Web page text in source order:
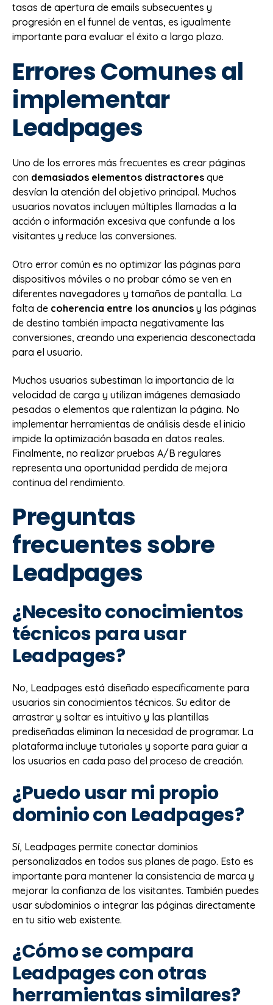
tasas de apertura de emails subsecuentes y
progresión en el funnel de ventas, es igualmente
importante para evaluar el éxito a largo plazo.
Errores Comunes al
implementar
Leadpages
Uno de los errores más frecuentes es crear páginas
con demasiados elementos distractores que
desvían la atención del objetivo principal. Muchos
usuarios novatos incluyen múltiples llamadas a la
acción o información excesiva que confunde a los
visitantes y reduce las conversiones.
Otro error común es no optimizar las páginas para
dispositivos móviles o no probar cómo se ven en
diferentes navegadores y tamaños de pantalla. La
falta de coherencia entre los anuncios y las páginas
de destino también impacta negativamente las
conversiones, creando una experiencia desconectada
para el usuario.
Muchos usuarios subestiman la importancia de la
velocidad de carga y utilizan imágenes demasiado
pesadas o elementos que ralentizan la página. No
implementar herramientas de análisis desde el inicio
impide la optimización basada en datos reales.
Finalmente, no realizar pruebas A/B regulares
representa una oportunidad perdida de mejora
continua del rendimiento.
Preguntas
frecuentes sobre
Leadpages
¿Necesito conocimientos
técnicos para usar
Leadpages?
No, Leadpages está diseñado específicamente para
usuarios sin conocimientos técnicos. Su editor de
arrastrar y soltar es intuitivo y las plantillas
prediseñadas eliminan la necesidad de programar. La
plataforma incluye tutoriales y soporte para guiar a
los usuarios en cada paso del proceso de creación.
¿Puedo usar mi propio
dominio con Leadpages?
Sí, Leadpages permite conectar dominios
personalizados en todos sus planes de pago. Esto es
importante para mantener la consistencia de marca y
mejorar la confianza de los visitantes. También puedes
usar subdominios o integrar las páginas directamente
en tu sitio web existente.
¿Cómo se compara
Leadpages con otras
herramientas similares?